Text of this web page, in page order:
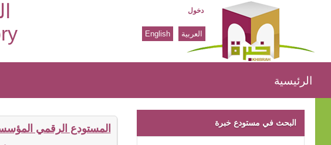
الرئيسية
دخول
العربية English
الرئيسية
المستودع الرقمي البحث في مستودع خبرة